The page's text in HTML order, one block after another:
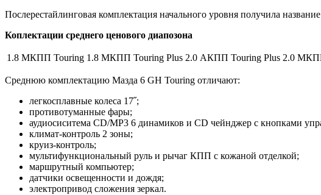
Послерестайлинговая комплектация начального уровня получила
Коплектации среднего ценового диапозона
1.8 МКПП Touring 1.8 МКПП Touring Plus 2.0 АКПП Touring Plus 2.0
Среднюю комплектацию Мазда 6 GH Touring отличают:
легкосплавные колеса 17˝;
противотуманные фары;
аудиосиситема CD/MP3 6 динамиков и CD чейнджер с кнопками
климат-контроль 2 зоны;
круиз-контроль;
мультифункциональный руль и рычаг КПП с кожаной отделкой;
маршрутный компьютер;
датчики освещенности и дождя;
электропривод сложения зеркал.